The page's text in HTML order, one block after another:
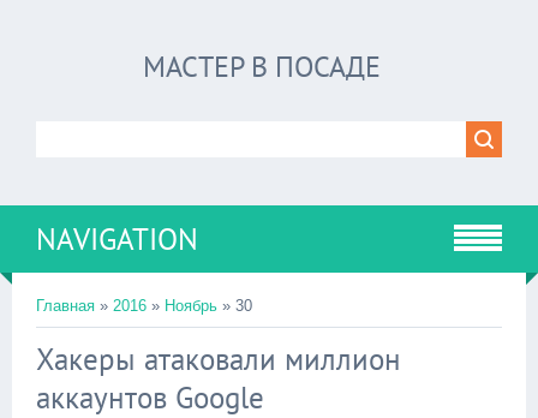
МАСТЕР В ПОСАДЕ
NAVIGATION
Главная » 2016 » Ноябрь » 30
Хакеры атаковали миллион
аккаунтов Google